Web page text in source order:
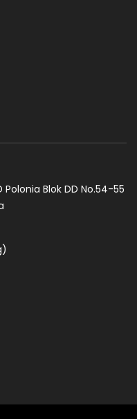
Blok DD No.54-55